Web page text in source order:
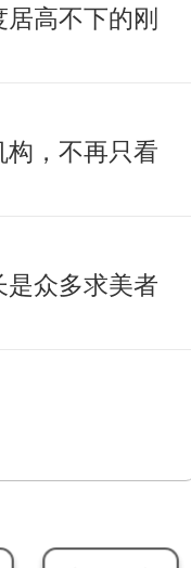
高不下的刚
，不再只看
众多求美者